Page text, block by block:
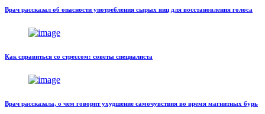
Врач рассказал об опасности употребления сырых яиц для восстановления голоса
Как справиться со стрессом: советы специалиста
Врач рассказала, о чем говорит ухудшение самочувствия во время магнитных бурь